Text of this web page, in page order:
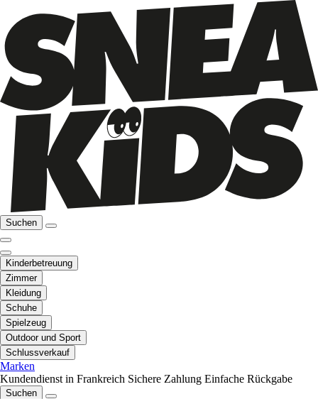
Suchen
Kinderbetreuung
Zimmer
Kleidung
Schuhe
Spielzeug
Outdoor und Sport
Schlussverkauf
Marken
Kundendienst in Frankreich Sichere Zahlung Einfache Rückgabe
Suchen